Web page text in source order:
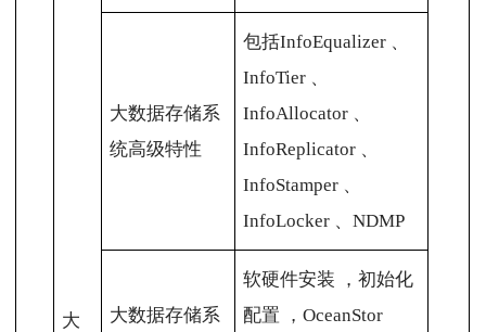
大
大数据存储系
统高级特性
包括InfoEqualizer 、
InfoTier 、
InfoAllocator 、
InfoReplicator 、
InfoStamper 、
InfoLocker 、NDMP
大数据存储系
软硬件安装 ，初始化
配置 ，OceanStor